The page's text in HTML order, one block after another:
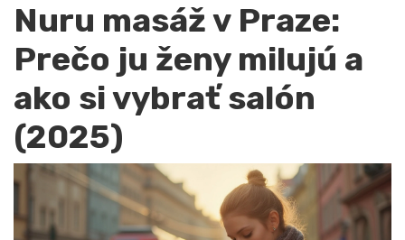
Nuru masáž v Praze:
Prečo ju ženy milujú a
ako si vybrať salón
(2025)